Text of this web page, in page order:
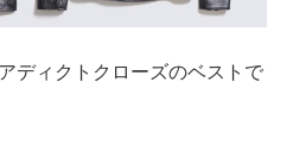
ディクトクローズのベストで